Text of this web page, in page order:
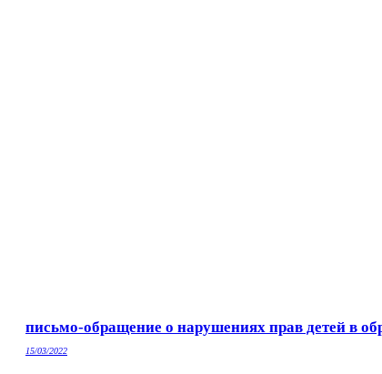
письмо-обращение о нарушениях прав детей в
15/03/2022